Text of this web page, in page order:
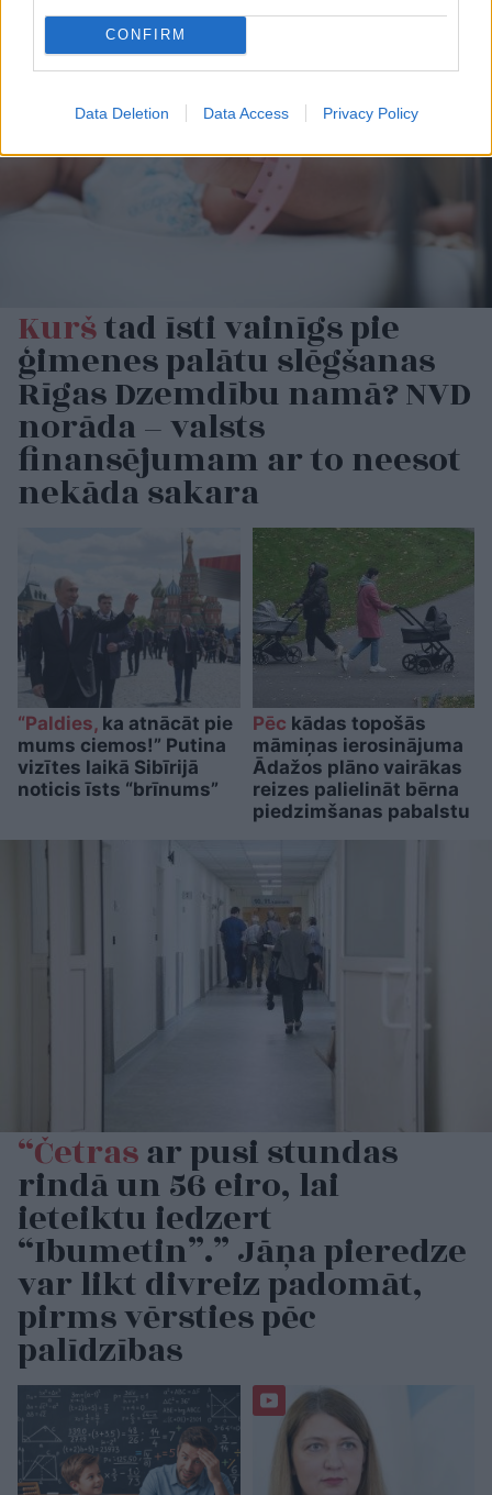
CONFIRM
Data Deletion Data Access Privacy Policy
Kurštad īsti vainīgs pie
ģimenes palātu slēgšanas
Rīgas Dzemdību namā? NVD
norāda – valsts
finansējumam ar to neesot
nekāda sakara
“Paldies, ka atnācāt pie
mums ciemos!” Putina
vizītes laikā Sibīrijā
noticis īsts “brīnums”
Pēc kādas topošās
māmiņas ierosinājuma
Ādažos plāno vairākas
reizes palielināt bērna
piedzimšanas pabalstu
“Četrasar pusi stundas
rindā un 56 eiro, lai
ieteiktu iedzert
“Ibumetin”.” Jāņa pieredze
var likt divreiz padomāt,
pirms vērsties pēc
palīdzības